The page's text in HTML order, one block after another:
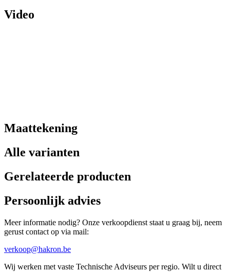
Video
Maattekening
Alle varianten
Gerelateerde producten
Persoonlijk advies
Meer informatie nodig? Onze verkoopdienst staat u graag bij, neem
gerust contact op via mail:
verkoop@hakron.be
Wij werken met vaste Technische Adviseurs per regio. Wilt u direct